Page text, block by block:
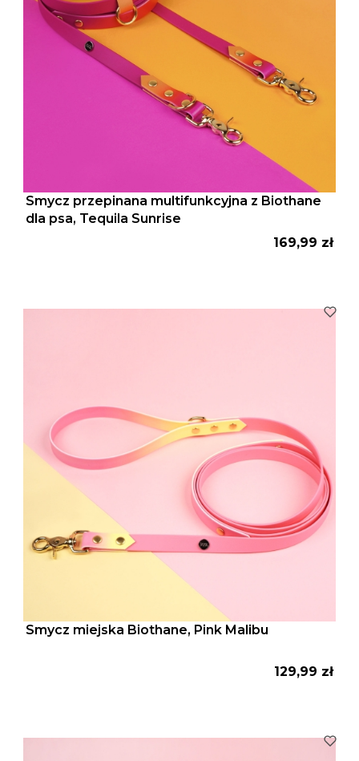
Smycz przepinana multifunkcyjna z Biothane
dla psa, Tequila Sunrise
Cena
169,99 zł
Smycz miejska Biothane, Pink Malibu
Cena
129,99 zł